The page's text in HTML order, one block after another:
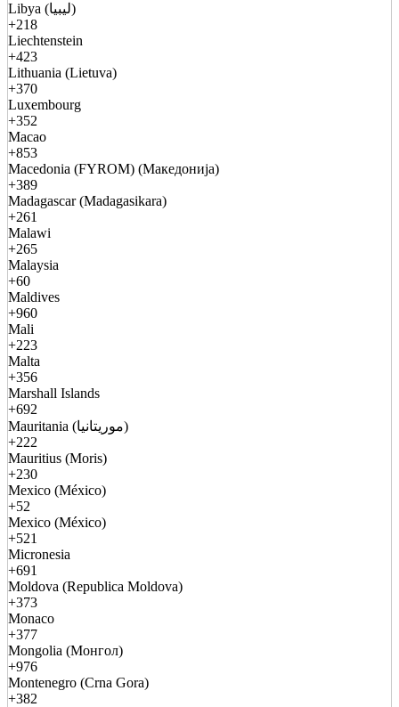
Libya (ليبيا)
+218
Liechtenstein
+423
Lithuania (Lietuva)
+370
Luxembourg
+352
Macao
+853
Macedonia (FYROM) (Македонија)
+389
Madagascar (Madagasikara)
+261
Malawi
+265
Malaysia
+60
Maldives
+960
Mali
+223
Malta
+356
Marshall Islands
+692
Mauritania (موريتانيا)
+222
Mauritius (Moris)
+230
Mexico (México)
+52
Mexico (México)
+521
Micronesia
+691
Moldova (Republica Moldova)
+373
Monaco
+377
Mongolia (Монгол)
+976
Montenegro (Crna Gora)
+382